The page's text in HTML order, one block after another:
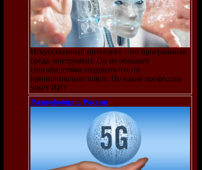
Искусственный интеллект - это программная
среда, инструмент. Он не обладает
способностями создавать что-то
принципиально новое. Но какие профессии
убьёт ИИ?
Радиофобия в России